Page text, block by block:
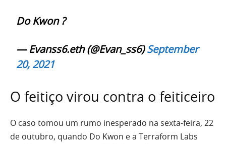
Do Kwon ?
— Evanss6.eth (@Evan_ss6)September
20, 2021
O feitiço virou contra o feiticeiro
O caso tomou um rumo inesperado na sexta-feira, 22
de outubro, quando Do Kwon e a Terraform Labs